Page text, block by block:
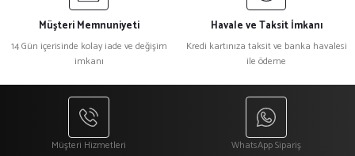
Müşteri Memnuniyeti
14 Gün içerisinde kolay iade ve değişim
imkanı
Havale ve Taksit İmkanı
Kredi kartınıza taksit ve banka havalesi
ile ödeme
Müşteri Hizmetleri WhatsApp Sipariş